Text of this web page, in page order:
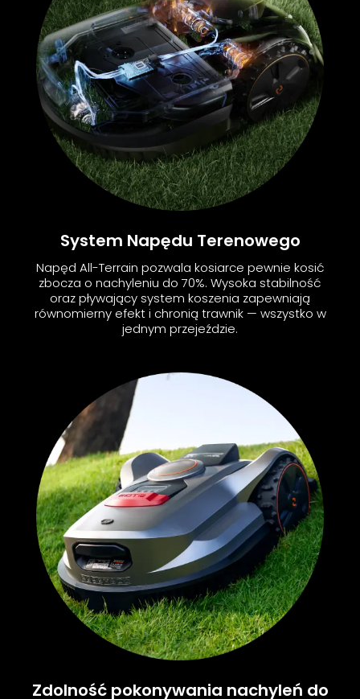
System Napędu Terenowego
Napęd All-Terrain pozwala kosiarce pewnie kosić
zbocza o nachyleniu do 70%. Wysoka stabilność
oraz pływający system koszenia zapewniają
równomierny efekt i chronią trawnik — wszystko w
jednym przejeździe.
Zdolność pokonywania nachyleń do